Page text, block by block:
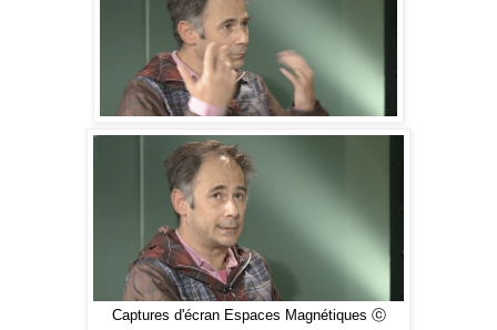
Captures d'écran Espaces Magnétiques ⓒ